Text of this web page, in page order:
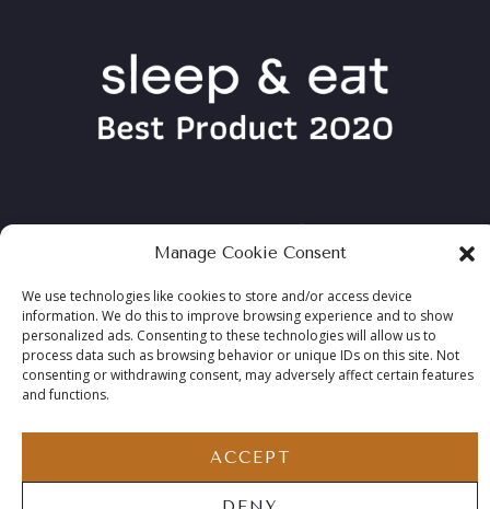
Manage Cookie Consent
We use technologies like cookies to store and/or access device
information. We do this to improve browsing experience and to show
personalized ads. Consenting to these technologies will allow us to
process data such as browsing behavior or unique IDs on this site. Not
consenting or withdrawing consent, may adversely affect certain features
and functions.
ACCEPT